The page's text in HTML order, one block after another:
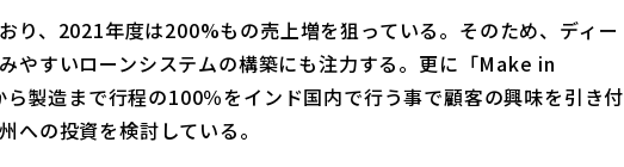
り、2021年度は200%もの売上増を狙っている。そのため、ディー
やすいローンシステムの構築にも注力する。更に「Make in
製造まで行程の100％をインド国内で行う事で顧客の興味を引き付
への投資を検討している。